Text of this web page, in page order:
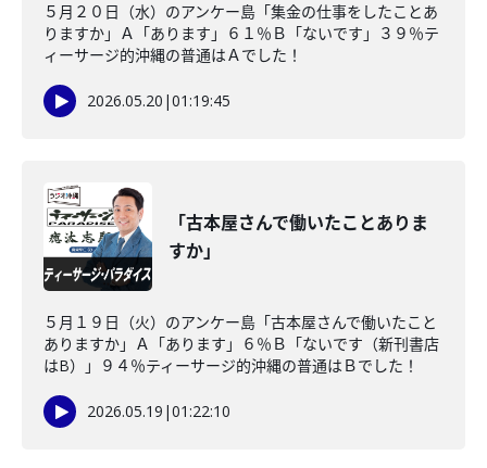
５月２０日（水）のアンケー島「集金の仕事をしたことあ
りますか」Ａ「あります」６１％Ｂ「ないです」３９％テ
ィーサージ的沖縄の普通はＡでした！
2026.05.20 |01:19:45
「古本屋さんで働いたことありま
すか」
５月１９日（火）のアンケー島「古本屋さんで働いたこと
ありますか」Ａ「あります」６％Ｂ「ないです（新刊書店
はB）」９４％ティーサージ的沖縄の普通はＢでした！
2026.05.19 |01:22:10